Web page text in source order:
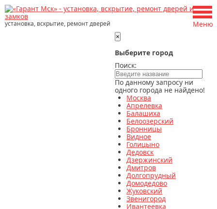
установка, вскрытие, ремонт дверей
×
Выберите город
Поиск:
По данному запросу ни
одного города не найдено!
Москва
Апрелевка
Балашиха
Белоозерский
Бронницы
Видное
Голицыно
Дедовск
Дзержинский
Дмитров
Долгопрудный
Домодедово
Жуковский
Звенигород
Ивантеевка
Меню